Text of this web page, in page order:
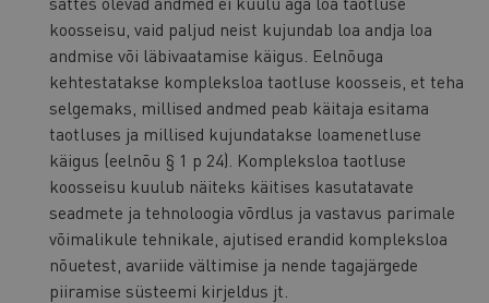
koosseisu, vaid paljud neist kujundab loa andja loa
andmise või läbivaatamise käigus. Eelnõuga
kehtestatakse kompleksloa taotluse koosseis, et teha
selgemaks, millised andmed peab käitaja esitama
taotluses ja millised kujundatakse loamenetluse
käigus (eelnõu § 1 p 24). Kompleksloa taotluse
koosseisu kuulub näiteks käitises kasutatavate
seadmete ja tehnoloogia võrdlus ja vastavus parimale
võimalikule tehnikale, ajutised erandid kompleksloa
nõuetest, avariide vältimise ja nende tagajärgede
piiramise süsteemi kirjeldus jt.